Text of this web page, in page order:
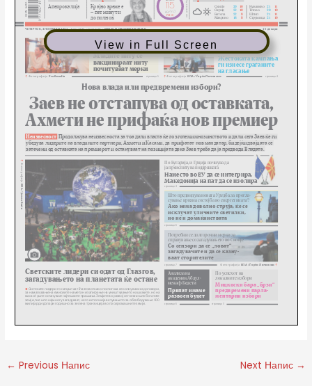
View in Full Screen
← Previous Напис Next Напис →